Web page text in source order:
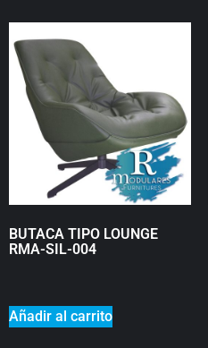
BUTACA TIPO LOUNGE
RMA-SIL-004
Añadir al carrito